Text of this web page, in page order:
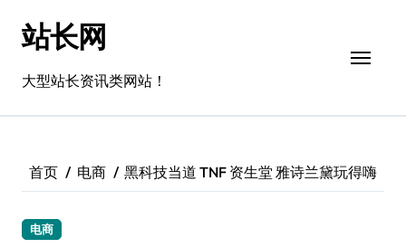
站长网
大型站长资讯类网站！
首页 电商 黑科技当道 TNF 资生堂 雅诗兰黛玩得嗨
电商